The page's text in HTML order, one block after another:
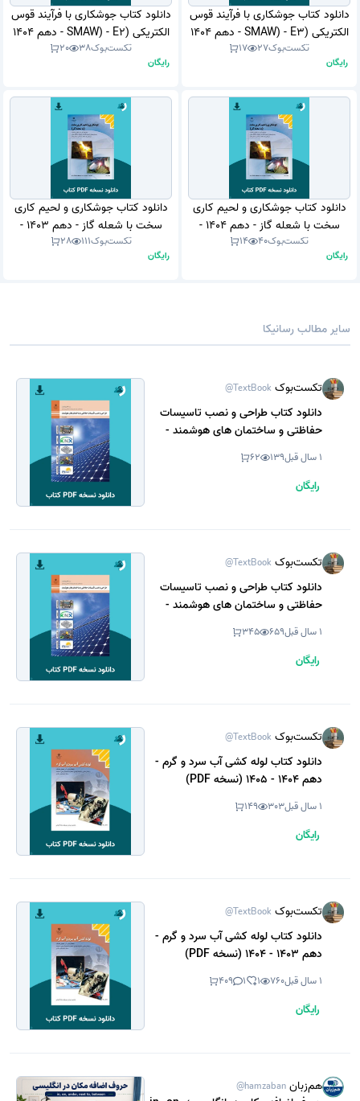
دانلود کتاب جوشکاری با فرآیند قوس
الکتریکی (SMAW) - E3 - دهم 1404
- 1405 (نسخه PDF)تکست‌بوک27
17
رایگان
دانلود کتاب جوشکاری با فرآیند قوس
الکتریکی (SMAW) - E2 - دهم 1404
- 1405 (نسخه PDF)تکست‌بوک38
20
رایگان
دانلود کتاب جوشکاری و لحیم کاری
سخت با شعله گاز - دهم 1404 -
1405 (نسخه PDF)
تکست‌بوک40
14
رایگان
دانلود کتاب جوشکاری و لحیم کاری
سخت با شعله گاز - دهم 1403 -
1404 (نسخه PDF)
تکست‌بوک111
28
رایگان
سایر مطالب رسانیکا
تکست‌بوک @TextBook
دانلود کتاب طراحی و نصب تاسیسات
حفاظتی و ساختمان های هوشمند -
یازدهم 1404 - 1405 (نسخه PDF) 1 سال قبل 139
62
رایگان
تکست‌بوک @TextBook
دانلود کتاب طراحی و نصب تاسیسات
حفاظتی و ساختمان های هوشمند -
یازدهم 1403 - 1404 (نسخه PDF) 1 سال قبل 659
345
رایگان
تکست‌بوک @TextBook
دانلود کتاب لوله کشی آب سرد و گرم -
دهم 1404 - 1405 (نسخه PDF)
1 سال قبل 303
149
رایگان
تکست‌بوک @TextBook
دانلود کتاب لوله کشی آب سرد و گرم -
دهم 1403 - 1404 (نسخه PDF)
1 سال قبل 760
1
1
409
رایگان
هم‌زبان @hamzaban